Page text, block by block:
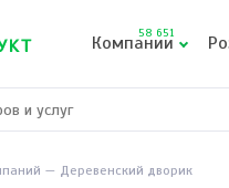
Компании
58 651
Деревенский дворик